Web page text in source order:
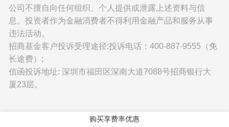
公司不擅自向任何组织、个人提供或泄露上述资料与信
息。投资者作为金融消费者不得利用金融产品和服务从事
违法活动。
招商基金客户投诉受理途径:投诉电话：400-887-9555（免
长途费）;
信函投诉地址: 深圳市福田区深南大道7088号招商银行大
厦23层。
购买享费率优惠